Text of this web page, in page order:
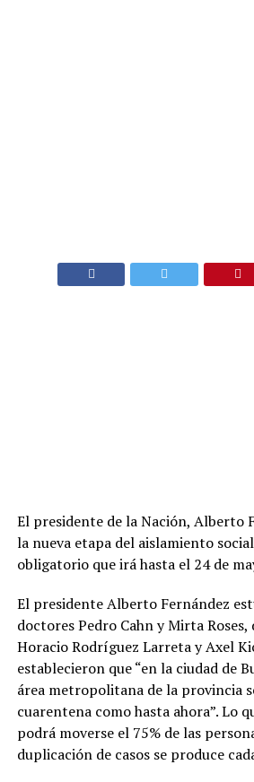
El presidente de la Nación, Alberto
la nueva etapa del aislamiento
obligatorio que irá hasta el 24 de
El presidente Alberto Fernández
doctores Pedro Cahn y Mirta
Horacio Rodríguez Larreta y Axel
establecieron que “en la ciudad de
área metropolitana de la provincia
cuarentena como hasta ahora”. Lo
podrá moverse el 75% de las
duplicación de casos se produce